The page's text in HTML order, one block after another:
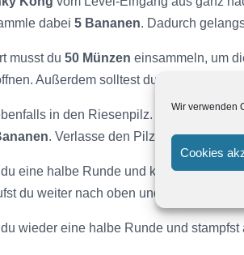
Wir verwenden
Cookies
dabei 5 Bananen. Dadurch
musst du 50 Münzen einsammeln, um
Außerdem solltest du dich aus der
in den Riesenpilz. Laufe vom
. Verlasse den Pilz durch die
eine halbe Runde und kletterst die
du weiter nach oben und sammelst
wieder eine halbe Runde und